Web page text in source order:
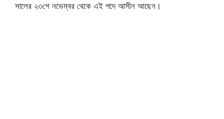
সালের ২৩শে নভেম্বর থেকে এই পদে আসীন আছেন।